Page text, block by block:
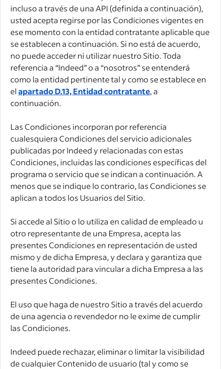
incluso a través de una API (definida a continuación),
usted acepta regirse por las Condiciones vigentes en
ese momento con la entidad contratante aplicable que
se establecen a continuación. Si no está de acuerdo,
no puede acceder ni utilizar nuestro Sitio. Toda
referencia a “Indeed” o a “nosotros” se entenderá
como la entidad pertinente tal y como se establece en
elapartado D.13, Entidad contratante, a
continuación.
Las Condiciones incorporan por referencia
cualesquiera Condiciones del servicio adicionales
publicadas por Indeed y relacionadas con estas
Condiciones, incluidas las condiciones específicas del
programa o servicio que se indican a continuación. A
menos que se indique lo contrario, las Condiciones se
aplican a todos los Usuarios del Sitio.
Si accede al Sitio o lo utiliza en calidad de empleado u
otro representante de una Empresa, acepta las
presentes Condiciones en representación de usted
mismo y de dicha Empresa, y declara y garantiza que
tiene la autoridad para vincular a dicha Empresa a las
presentes Condiciones.
El uso que haga de nuestro Sitio a través del acuerdo
de una agencia o revendedor no le exime de cumplir
las Condiciones.
Indeed puede rechazar, eliminar o limitar la visibilidad
de cualquier Contenido de usuario (tal y como se